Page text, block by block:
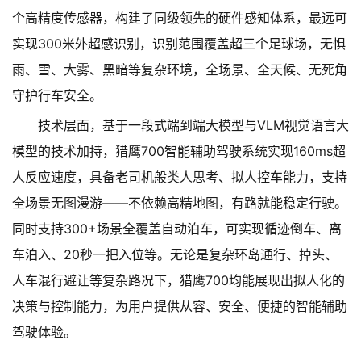
个高精度传感器，构建了同级领先的硬件感知体系，最远可
实现300米外超感识别，识别范围覆盖超三个足球场，无惧
雨、雪、大雾、黑暗等复杂环境，全场景、全天候、无死角
守护行车安全。
技术层面，基于一段式端到端大模型与VLM视觉语言大
模型的技术加持，猎鹰700智能辅助驾驶系统实现160ms超
人反应速度，具备老司机般类人思考、拟人控车能力，支持
全场景无图漫游——不依赖高精地图，有路就能稳定行驶。
同时支持300+场景全覆盖自动泊车，可实现循迹倒车、离
车泊入、20秒一把入位等。无论是复杂环岛通行、掉头、
人车混行避让等复杂路况下，猎鹰700均能展现出拟人化的
决策与控制能力，为用户提供从容、安全、便捷的智能辅助
驾驶体验。